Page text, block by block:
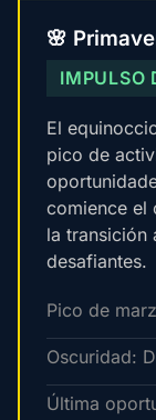
🌸
IMPULSO
El
pico de
comience el
la transición
desafiantes.
Pico de
Oscuridad:
Última